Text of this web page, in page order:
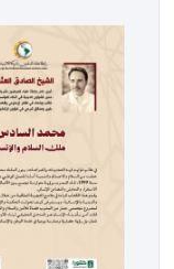
معاني الوفاء
خلالها واحد من
وهو نظام البيعة